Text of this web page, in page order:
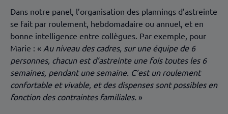
Dans notre panel, l’organisation des plannings d’astreinte
se fait par roulement, hebdomadaire ou annuel, et en
bonne intelligence entre collègues. Par exemple, pour
Marie : « Au niveau des cadres, sur une équipe de 6
personnes, chacun est d’astreinte une fois toutes les 6
semaines, pendant une semaine. C’est un roulement
confortable et vivable, et des dispenses sont possibles en
fonction des contraintes familiales. »